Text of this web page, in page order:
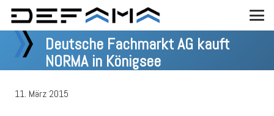
Deutsche Fachmarkt AG kauft
NORMA in Königsee
11. März 2015